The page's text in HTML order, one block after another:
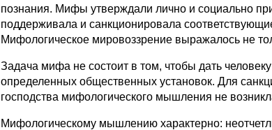
познания. Мифы утверждали лично и социально
поддерживала и санкционировала
Мифологическое мировоззрение выражалось не
Задача мифа не состоит в том, чтобы дать
определенных общественных установок. Для
господства мифологического мышления не
Мифологическому мышлению характерно: